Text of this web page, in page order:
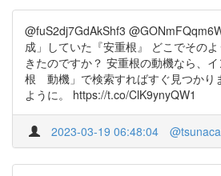
@fuS2dj7GdAkShf3
成」していた『安重根』 どこでその
きたのですか？ 安重根の動機なら、
根 動機」で検索すればすぐ見つかり
ように。 https://t.co/ClK9ynyQW1
2023-03-19 06:48:04